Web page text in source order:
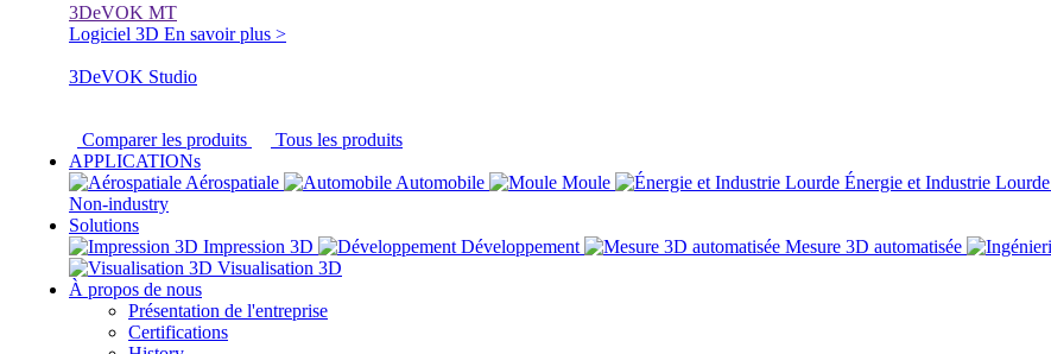
3DeVOK MT
Logiciel 3D En savoir plus >
3DeVOK Studio
Comparer les produits
Tous les produits
APPLICATIONs
Aérospatiale
Automobile Moule Énergie et Industrie Lourde
Non-industry
Solutions
Impression 3D
Développement Mesure 3D automatisée
Visualisation 3D
À propos de nous
Présentation de l'entreprise
Certifications